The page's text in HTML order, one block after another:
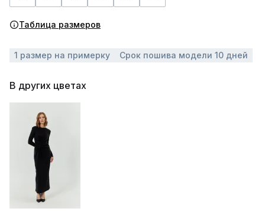
Таблица размеров
1 размер на примерку Срок пошива модели 10 дней
В других цветах